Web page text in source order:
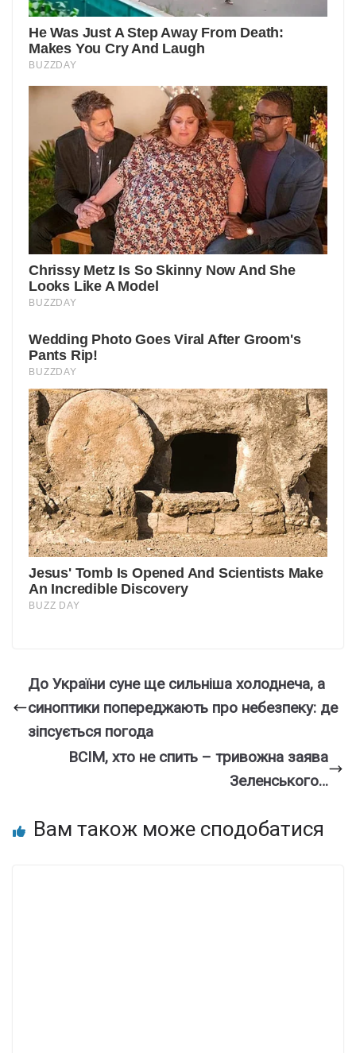
До України суне ще сильніша холоднеча, а
синоптики попереджають про небезпеку: де
зіпсується погода
ВСІМ, хто не спить – тривожна заява
Зеленського…
Вам також може сподобатися